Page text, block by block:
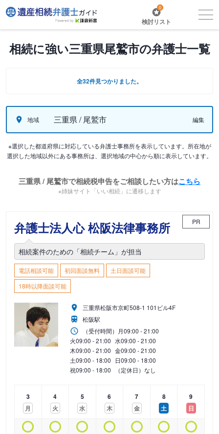
0
検討リスト
相続に強い三重県尾鷲市の弁護士一覧
全32件見つかりました。
地域 三重県 / 尾鷲市 編集
※選択した都道府県に対応している弁護士事務所を表示しています。所在地が
選択した地域以外にある事務所は、選択地域の中心から順に表示しています。
三重県 / 尾鷲市で相続税申告をご相談したい方はこちら
※姉妹サイト「いい相続」に遷移します
弁護士法人心 松阪法律事務所 PR
相続案件のための「相続チーム」が担当
電話相談可能 初回面談無料
土日面談可能
18時以降面談可能
三重県松阪市京町508-1 101ビル4F
松阪駅
（受付時間） 月09:00 - 21:00
火09:00 - 21:00 水09:00 - 21:00
木09:00 - 21:00 金09:00 - 21:00
土09:00 - 18:00 日09:00 - 18:00
祝09:00 - 18:00 （定休日）なし
3
月
4
火
5
水
6
木
7
金
8
土
9
日